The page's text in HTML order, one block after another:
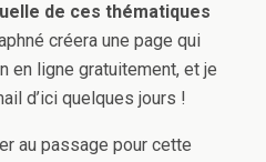
de ces thématiques
créera une page qui
en ligne gratuitement, et je
d’ici quelques jours !
au passage pour cette